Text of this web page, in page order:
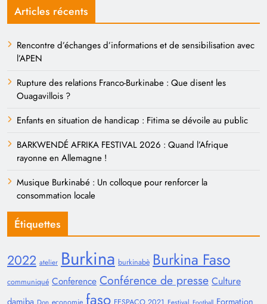
Articles récents
Rencontre d’échanges d’informations et de sensibilisation avec
l’APEN
Rupture des relations Franco-Burkinabe : Que disent les
Ouagavillois ?
Enfants en situation de handicap : Fitima se dévoile au public
BARKWENDÉ AFRIKA FESTIVAL 2026 : Quand l’Afrique
rayonne en Allemagne !
Musique Burkinabé : Un colloque pour renforcer la
consommation locale
Étiquettes
2022 atelier Burkina burkinabè Burkina Faso
communiqué Conference Conférence de presse Culture
faso